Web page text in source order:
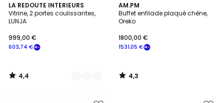
LA REDOUTE INTERIEURS
Vitrine, 2 portes coulissantes,
LUNJA
603,74 €
999,00 €
4,4
/ 5
2
Couleurs
4,4
/
AM.PM
Buffet enfilade plaqué chêne,
Oreko
1531,05 €
1800,00 €
4,3
/ 5
4,3
/